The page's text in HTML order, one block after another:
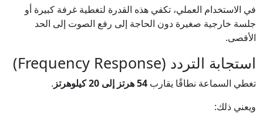
في الاستخدام العملي، تكفي هذه القدرة لتغطية غرفة كبيرة أو
جلسة خارجية صغيرة دون الحاجة إلى رفع الصوت إلى الحد
الأقصى.
استجابة التردد (Frequency Response)
تغطي السماعة نطاقًا يقارب 54 هرتز إلى 20 كيلوهرتز
.
ويعني ذلك: